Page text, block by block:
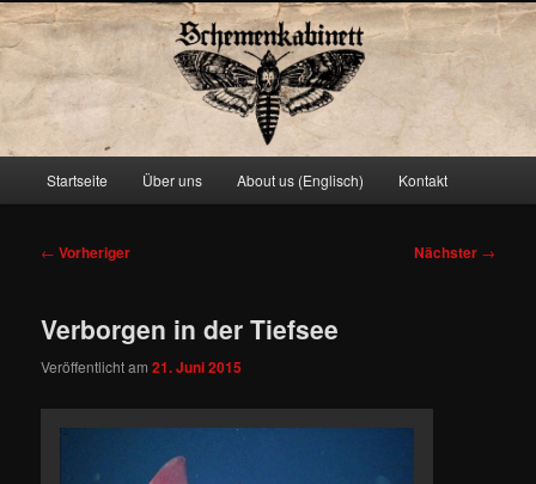
Schemenkabinett
Zum
springen
Startseite Über uns About us (Englisch) Kontakt
Beitragsnavigation
← Vorheriger Nächster →
Verborgen in der Tiefsee
Veröffentlicht am21. Juni 2015